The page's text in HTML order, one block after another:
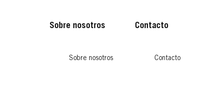
Sobre nosotros
Sobre nosotros
Contacto
Contacto